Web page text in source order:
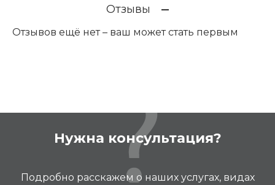
Отзывы
Отзывов ещё нет – ваш может стать первым
Нужна консультация?
Подробно расскажем о наших услугах, видах